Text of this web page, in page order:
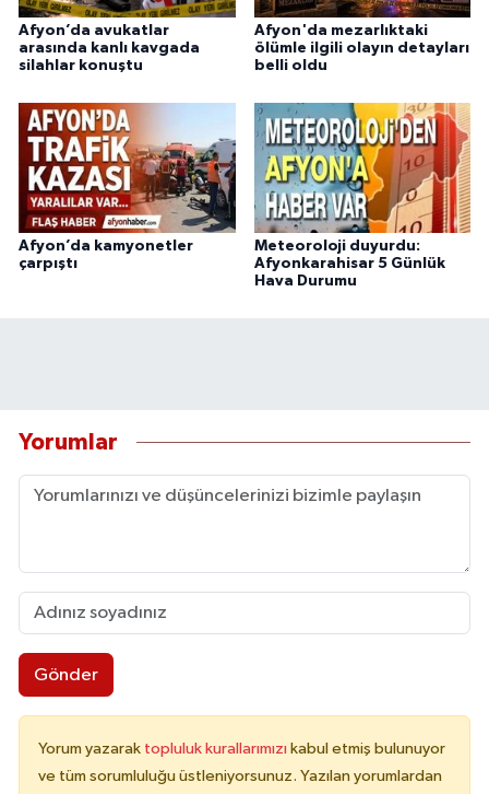
Afyon’da avukatlar
arasında kanlı kavgada
silahlar konuştu
Afyon'da mezarlıktaki
ölümle ilgili olayın detayları
belli oldu
Afyon’da kamyonetler
çarpıştı
Meteoroloji duyurdu:
Afyonkarahisar 5 Günlük
Hava Durumu
Yorumlar
Gönder
Yorum yazarak topluluk kurallarımızı kabul etmiş bulunuyor
ve tüm sorumluluğu üstleniyorsunuz. Yazılan yorumlardan